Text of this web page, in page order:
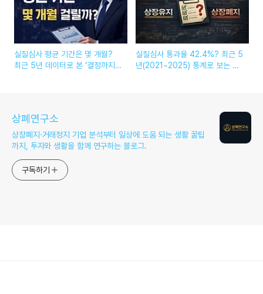
실질심사 평균 기간은 몇 개월?
최근 5년 데이터로 본 ‘결정까지
실질심사 통과율 42.4%? 최근 5
년(2021~2025) 통계로 보는 상
상폐연구소
상장폐지·거래정지 기업 분석부터 일상에 도움 되는 생활 꿀팁
까지, 투자와 생활을 함께 연구하는 블로그.
구독하기